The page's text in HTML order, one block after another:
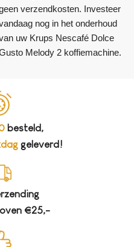
verzendkosten. Investeer
nog in het onderhoud
uw Krups Nescafé Dolce
Melody 2 koffiemachine.
besteld,
geleverd!
€25,-